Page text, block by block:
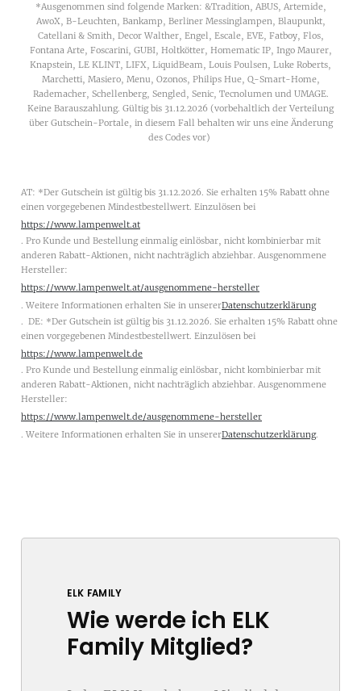
*Ausgenommen sind folgende Marken: &Tradition, ABUS, Artemide,
AwoX, B-Leuchten, Bankamp, Berliner Messinglampen, Blaupunkt,
Catellani & Smith, Decor Walther, Engel, Escale, EVE, Fatboy, Flos,
Fontana Arte, Foscarini, GUBI, Holtkötter, Homematic IP, Ingo Maurer,
Knapstein, LE KLINT, LIFX, LiquidBeam, Louis Poulsen, Luke Roberts,
Marchetti, Masiero, Menu, Ozonos, Philips Hue, Q-Smart-Home,
Rademacher, Schellenberg, Sengled, Senic, Tecnolumen und UMAGE.
Keine Barauszahlung. Gültig bis 31.12.2026 (vorbehaltlich der Verteilung
über Gutschein-Portale, in diesem Fall behalten wir uns eine Änderung
des Codes vor)
AT: *Der Gutschein ist gültig bis 31.12.2026. Sie erhalten 15% Rabatt ohne
einen vorgegebenen Mindestbestellwert. Einzulösen bei
https://www.lampenwelt.at
. Pro Kunde und Bestellung einmalig einlösbar, nicht kombinierbar mit
anderen Rabatt-Aktionen, nicht nachträglich abziehbar. Ausgenommene
Hersteller:
https://www.lampenwelt.at/ausgenommene-hersteller
. Weitere Informationen erhalten Sie in unsererDatenschutzerklärung
. DE: *Der Gutschein ist gültig bis 31.12.2026. Sie erhalten 15% Rabatt ohne
einen vorgegebenen Mindestbestellwert. Einzulösen bei
https://www.lampenwelt.de
. Pro Kunde und Bestellung einmalig einlösbar, nicht kombinierbar mit
anderen Rabatt-Aktionen, nicht nachträglich abziehbar. Ausgenommene
Hersteller:
https://www.lampenwelt.de/ausgenommene-hersteller
. Weitere Informationen erhalten Sie in unsererDatenschutzerklärung.
ELK FAMILY
Wie werde ich ELK
Family Mitglied?